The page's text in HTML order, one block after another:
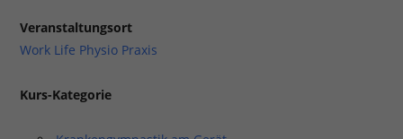
Veranstaltungsort
Work Life Physio Praxis
Kurs-Kategorie